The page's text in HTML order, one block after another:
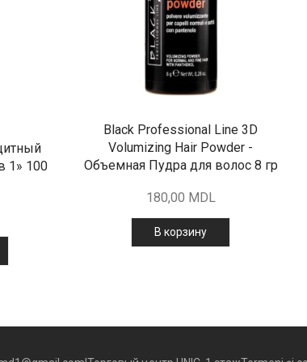
1» 100
Black Professional Line 3D
Volumizing Hair Powder -
Объемная Пудра для волос 8 гр
180,00 MDL
В корзину